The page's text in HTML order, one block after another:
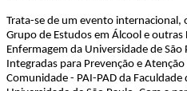
Trata-se de um evento internacional,
Grupo de Estudos em Álcool e outras
Enfermagem da Universidade de
Integradas para Prevenção e
Comunidade - PAI-PAD da